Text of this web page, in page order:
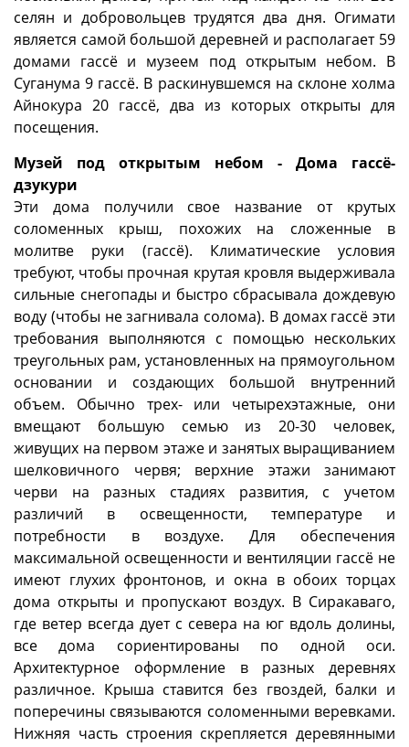
селян и добровольцев трудятся два дня. Огимати
является самой большой деревней и располагает 59
домами гассё и музеем под открытым небом. В
Суганума 9 гассё. В раскинувшемся на склоне холма
Айнокура 20 гассё, два из которых открыты для
посещения.
Музей под открытым небом - Дома гассё-
дзукури
Эти дома получили свое название от крутых
соломенных крыш, похожих на сложенные в
молитве руки (гассё). Климатические условия
требуют, чтобы прочная крутая кровля выдерживала
сильные снегопады и быстро сбрасывала дождевую
воду (чтобы не загнивала солома). В домах гассё эти
требования выполняются с помощью нескольких
треугольных рам, установленных на прямоугольном
основании и создающих большой внутренний
объем. Обычно трех- или четырехэтажные, они
вмещают большую семью из 20-30 человек,
живущих на первом этаже и занятых выращиванием
шелковичного червя; верхние этажи занимают
черви на разных стадиях развития, с учетом
различий в освещенности, температуре и
потребности в воздухе. Для обеспечения
максимальной освещенности и вентиляции гассё не
имеют глухих фронтонов, и окна в обоих торцах
дома открыты и пропускают воздух. В Сиракаваго,
где ветер всегда дует с севера на юг вдоль долины,
все дома сориентированы по одной оси.
Архитектурное оформление в разных деревнях
различное. Крыша ставится без гвоздей, балки и
поперечины связываются соломенными веревками.
Нижняя часть строения скрепляется деревянными